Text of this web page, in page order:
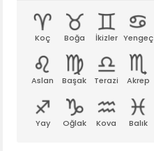
Koç Boğa İkizler Yengeç
Aslan Başak Terazi Akrep
Yay Oğlak Kova Balık